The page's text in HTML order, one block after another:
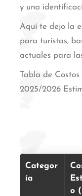
y una
Aquí te dejo la
para turistas,
actuales para
Tabla de
2025/2026
Categor
ía
o